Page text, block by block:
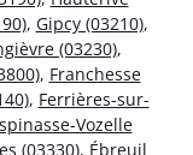
, Gipcy (03210),
(03230),
, Franchesse
, Ferrières-sur-
Vozelle
(03330), Ébreuil